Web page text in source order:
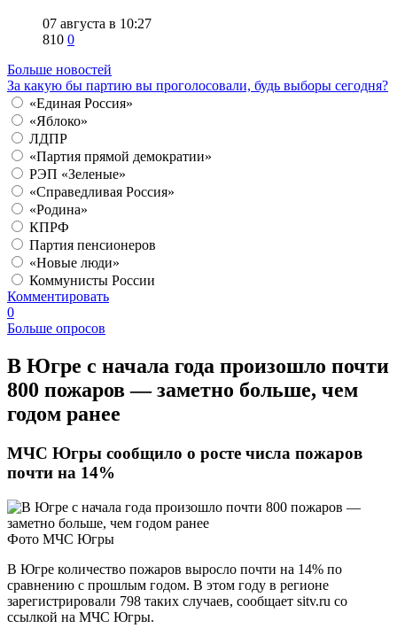
07 августа в 10:27
810 0
Больше новостей
За какую бы партию вы проголосовали, будь выборы сегодня?
«Единая Россия»
«Яблоко»
ЛДПР
«Партия прямой демократии»
РЭП «Зеленые»
«Справедливая Россия»
«Родина»
КПРФ
Партия пенсионеров
«Новые люди»
Коммунисты России
Комментировать
0
Больше опросов
В Югре с начала года произошло почти
800 пожаров — заметно больше, чем
годом ранее
МЧС Югры сообщило о росте числа пожаров
почти на 14%
Фото МЧС Югры
В Югре количество пожаров выросло почти на 14% по
сравнению с прошлым годом. В этом году в регионе
зарегистрировали 798 таких случаев, сообщает sitv.ru со
ссылкой на МЧС Югры.